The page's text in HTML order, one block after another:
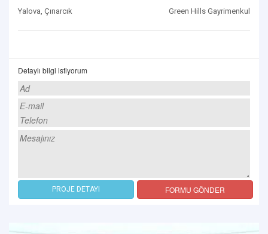
Yalova, Çınarcık Green Hills Gayrimenkul
Detaylı bilgi istiyorum
PROJE DETAYI FORMU GÖNDER